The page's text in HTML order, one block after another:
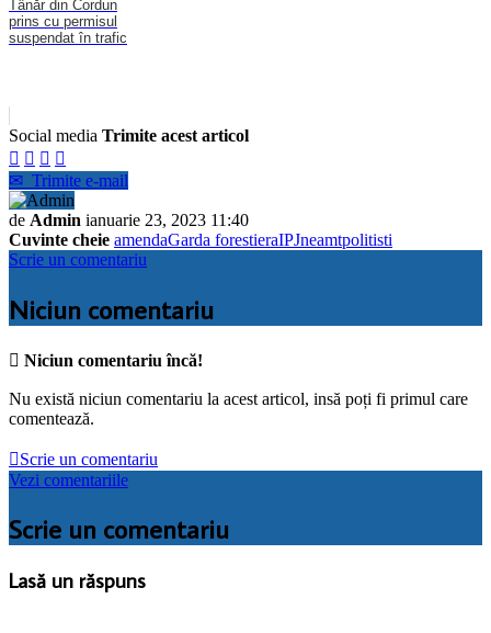
Tânăr din Cordun
prins cu permisul
suspendat în trafic
Social media Trimite acest articol
   
✉ Trimite e-mail
de Admin ianuarie 23, 2023 11:40
Cuvinte cheie amendaGarda forestieraIPJneamtpolitisti
Scrie un comentariu
Niciun comentariu
 Niciun comentariu încă!
Nu există niciun comentariu la acest articol, insă poți fi primul care
comentează.
Scrie un comentariu
Vezi comentariile
Scrie un comentariu
Lasă un răspuns